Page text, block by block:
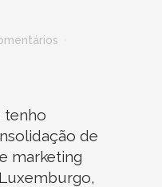
tenho
de
marketing